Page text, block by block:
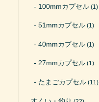
100mmカプセル (1)
51mmカプセル (1)
40mmカプセル (1)
27mmカプセル (1)
たまごカプセル (11)